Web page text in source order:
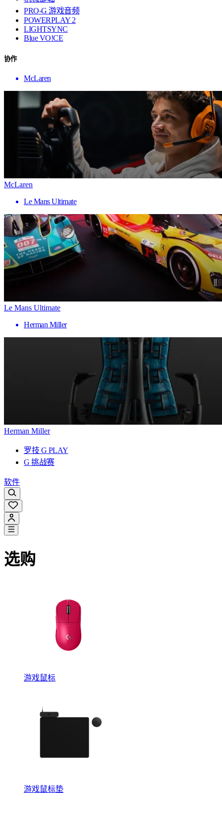
PRO-G 游戏音频
POWERPLAY 2
LIGHTSYNC
Blue VO!CE
协作
McLaren
McLaren
Le Mans Ultimate
Le Mans Ultimate
Herman Miller
Herman Miller
罗技 G PLAY
G 挑战赛
软件
选购
游戏鼠标
游戏鼠标垫